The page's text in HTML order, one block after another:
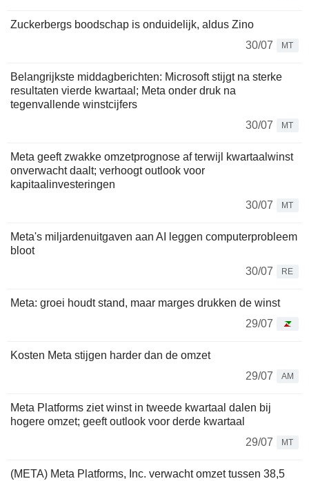
Zuckerbergs boodschap is onduidelijk, aldus Zino
30/07
MT
Belangrijkste middagberichten: Microsoft stijgt na sterke
resultaten vierde kwartaal; Meta onder druk na
tegenvallende winstcijfers
30/07
MT
Meta geeft zwakke omzetprognose af terwijl kwartaalwinst
onverwacht daalt; verhoogt outlook voor
kapitaalinvesteringen
30/07
MT
Meta's miljardenuitgaven aan AI leggen computerprobleem
bloot
30/07
RE
Meta: groei houdt stand, maar marges drukken de winst
29/07
Kosten Meta stijgen harder dan de omzet
29/07
AM
Meta Platforms ziet winst in tweede kwartaal dalen bij
hogere omzet; geeft outlook voor derde kwartaal
29/07
MT
(META) Meta Platforms, Inc. verwacht omzet tussen 38,5